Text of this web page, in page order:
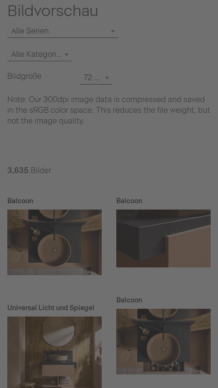
Bildvorschau
Alle Serien
Alle Kategorien
Bildgröße 72 dpi
Note: Our 300dpi image data is compressed and saved
in the sRGB color space. This reduces the file weight, but
not the image quality.
3,635 Bilder
Balcoon
Universal Licht und Spiegel
Balcoon
Balcoon